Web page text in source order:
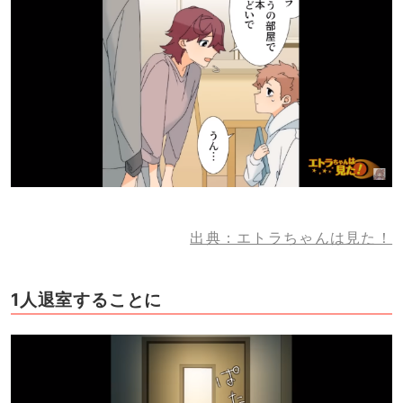
出典：エトラちゃんは見た！
1人退室することに